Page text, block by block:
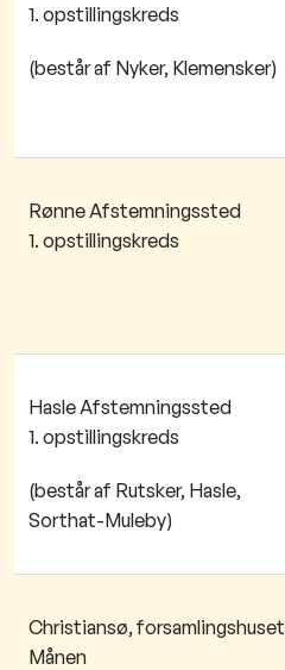
1. opstillingskreds
(består af Nyker, Klemensker)
Rønne Afstemningssted
1. opstillingskreds
Hasle Afstemningssted
1. opstillingskreds
(består af Rutsker, Hasle,
Sorthat-Muleby)
Christiansø, forsamlingshuset
Månen